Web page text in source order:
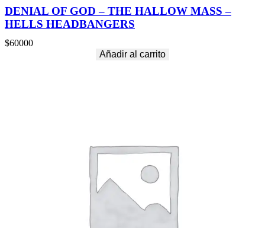
DENIAL OF GOD – THE HALLOW MASS –
HELLS HEADBANGERS
$60000
Añadir al carrito